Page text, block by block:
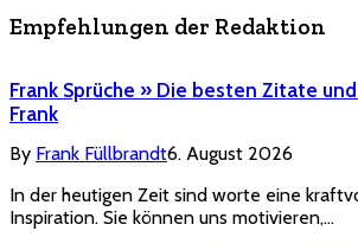
Empfehlungen der Redaktion
Frank Sprüche » Die besten Zitate
Frank
By Frank Füllbrandt6. August 2026
In der heutigen Zeit sind worte eine
Inspiration. Sie können uns motivieren,…